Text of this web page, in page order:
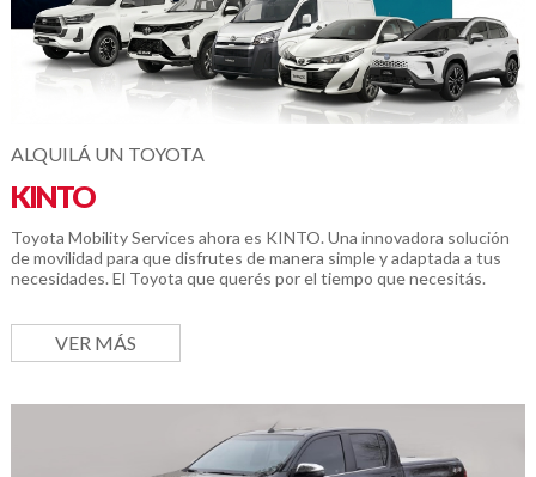
ALQUILÁ UN TOYOTA
KINTO
Toyota Mobility Services ahora es KINTO. Una innovadora solución
de movilidad para que disfrutes de manera simple y adaptada a tus
necesidades. El Toyota que querés por el tiempo que necesitás.
VER MÁS